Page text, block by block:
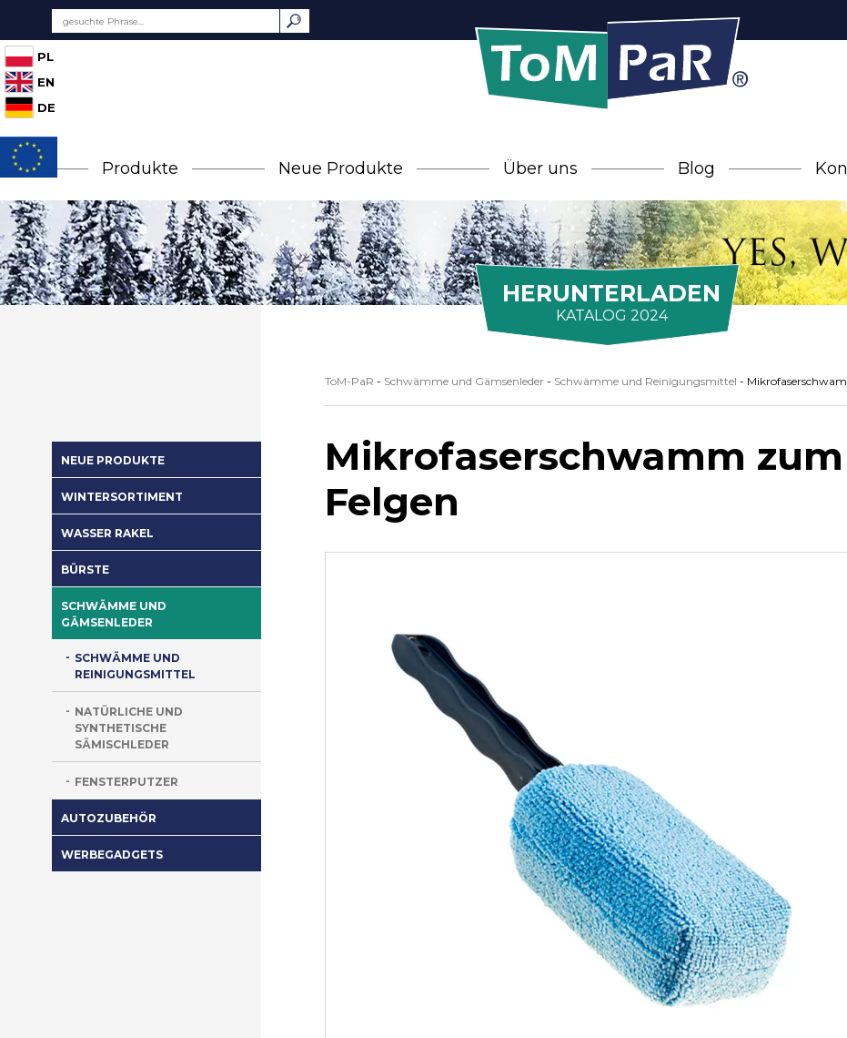
PL
EN
DE
Produkte Neue Produkte Über uns Blog
HERUNTERLADEN
KATALOG 2024
NEUE PRODUKTE
WINTERSORTIMENT
WASSER RAKEL
BÜRSTE
SCHWÄMME UND
GÄMSENLEDER
SCHWÄMME UND
REINIGUNGSMITTEL
NATÜRLICHE UND
SYNTHETISCHE
SÄMISCHLEDER
FENSTERPUTZER
AUTOZUBEHÖR
WERBEGADGETS
ToM-PaR - Schwämme und Gämsenleder - Schwämme und Reinigungsmittel -
Mikrofaserschwamm
Felgen